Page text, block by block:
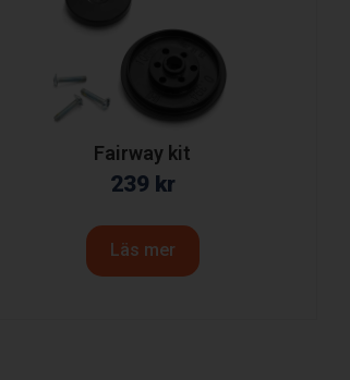
Fairway kit
239 kr
Läs mer